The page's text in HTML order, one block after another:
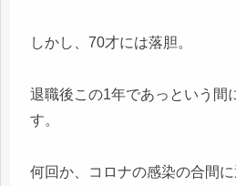
しかし、70才には落胆。
退職後この1年であっという間
す。
何回か、コロナの感染の合間